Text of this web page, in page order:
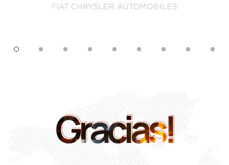
Gracias!
Gracias!